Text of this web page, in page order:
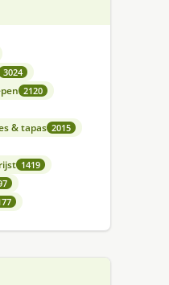
3024
2120
& tapas 2015
1419